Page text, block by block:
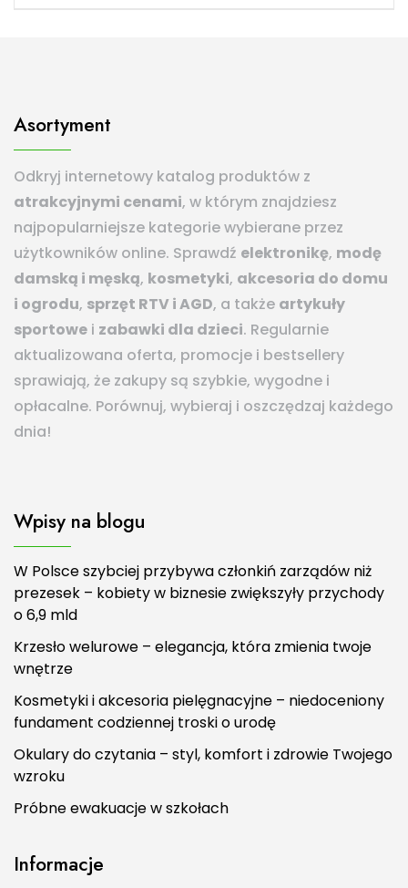
Asortyment
Odkryj internetowy katalog produktów z
atrakcyjnymi cenami, w którym znajdziesz
najpopularniejsze kategorie wybierane przez
użytkowników online. Sprawdź elektronikę, modę
damską i męską, kosmetyki, akcesoria do domu
i ogrodu, sprzęt RTV i AGD, a także artykuły
sportowe i zabawki dla dzieci. Regularnie
aktualizowana oferta, promocje i bestsellery
sprawiają, że zakupy są szybkie, wygodne i
opłacalne. Porównuj, wybieraj i oszczędzaj każdego
dnia!
Wpisy na blogu
W Polsce szybciej przybywa członkiń zarządów niż
prezesek – kobiety w biznesie zwiększyły przychody
o 6,9 mld
Krzesło welurowe – elegancja, która zmienia twoje
wnętrze
Kosmetyki i akcesoria pielęgnacyjne – niedoceniony
fundament codziennej troski o urodę
Okulary do czytania – styl, komfort i zdrowie Twojego
wzroku
Próbne ewakuacje w szkołach
Informacje